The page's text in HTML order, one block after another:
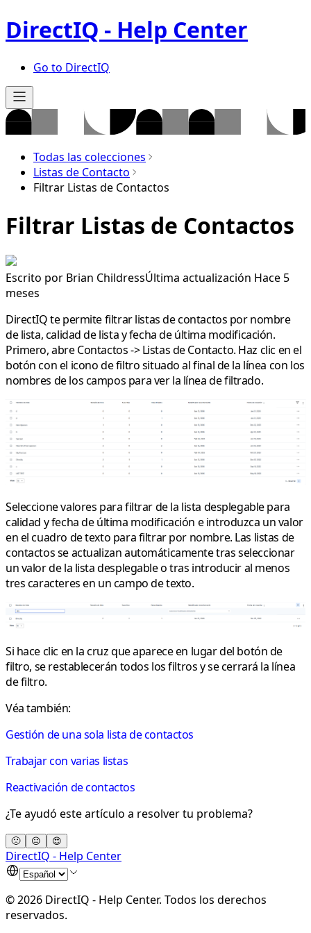
DirectIQ - Help Center
Go to DirectIQ
Todas las colecciones
Listas de Contacto
Filtrar Listas de Contactos
Filtrar Listas de Contactos
Escrito por Brian ChildressÚltima actualización Hace 5
meses
DirectIQ te permite filtrar listas de contactos por nombre
de lista, calidad de lista y fecha de última modificación.
Primero, abreContactos->Listas de Contacto. Haz clic en el
botón con el icono de filtro situado al final de la línea con los
nombres de los campos para ver la línea de filtrado.
Seleccione valores para filtrar de la lista desplegable para
calidad y fecha de última modificación e introduzca un valor
en el cuadro de texto para filtrar por nombre. Las listas de
contactos se actualizan automáticamente tras seleccionar
un valor de la lista desplegable o tras introducir al menos
tres caracteres en un campo de texto.
Si hace clic en la cruz que aparece en lugar del botón de
filtro, se restablecerán todos los filtros y se cerrará la línea
de filtro.
Véa también:
Gestión de una sola lista de contactos
Trabajar con varias listas
Reactivación de contactos
¿Te ayudó este artículo a resolver tu problema?
🙁 😐 😍
DirectIQ - Help Center
©2026 DirectIQ - Help Center. Todos los derechos
reservados.